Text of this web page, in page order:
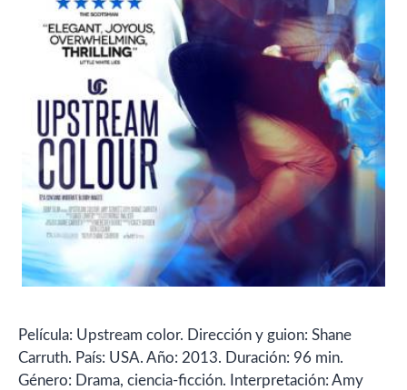
Película: Upstream color. Dirección y guion: Shane
Carruth. País: USA. Año: 2013. Duración: 96 min.
Género: Drama, ciencia-ficción. Interpretación: Amy